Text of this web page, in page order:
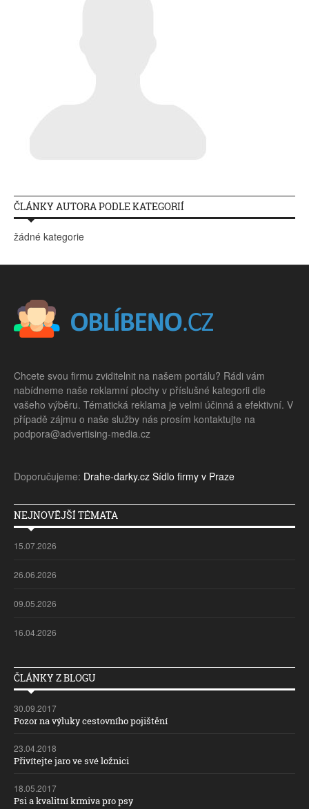
ČLÁNKY AUTORA PODLE KATEGORIÍ
žádné kategorie
Chcete svou firmu zviditelnit na našem portálu? Rádi vám
nabídneme naše reklamní plochy v příslušné kategorii dle
vašeho výběru. Tématická reklama je velmi účinná a efektivní. V
případě zájmu o naše služby nás prosím kontaktujte na
podpora@advertising-media.cz
Doporučujeme: Drahe-darky.cz Sídlo firmy v Praze
NEJNOVĚJŠÍ TÉMATA
15.07.2026
26.06.2026
09.05.2026
16.04.2026
ČLÁNKY Z BLOGU
30.09.2017
Pozor na výluky cestovního pojištění
23.04.2018
Přivítejte jaro ve své ložnici
18.05.2017
Psi a kvalitní krmiva pro psy